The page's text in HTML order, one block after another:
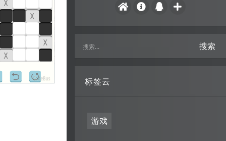
搜索
标签云
游戏